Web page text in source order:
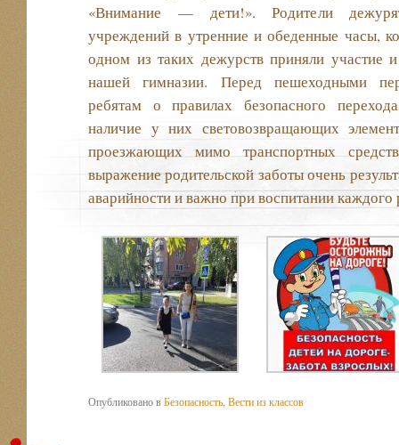
«Внимание — дети!». Родители
учреждений в утренние и обеденные часы,
одном из таких дежурств приняли участие
нашей гимназии. Перед пешеходными
ребятам о правилах безопасного
наличие у них световозвращающих
проезжающих мимо транспортных
выражение родительской заботы очень
аварийности и важно при воспитании каждого
Опубликовано вБезопасность Вести из классов